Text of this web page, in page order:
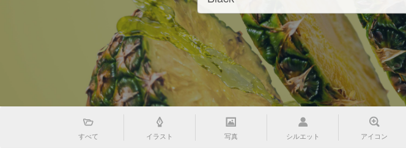
すべて イラスト 写真 シルエット アイコン